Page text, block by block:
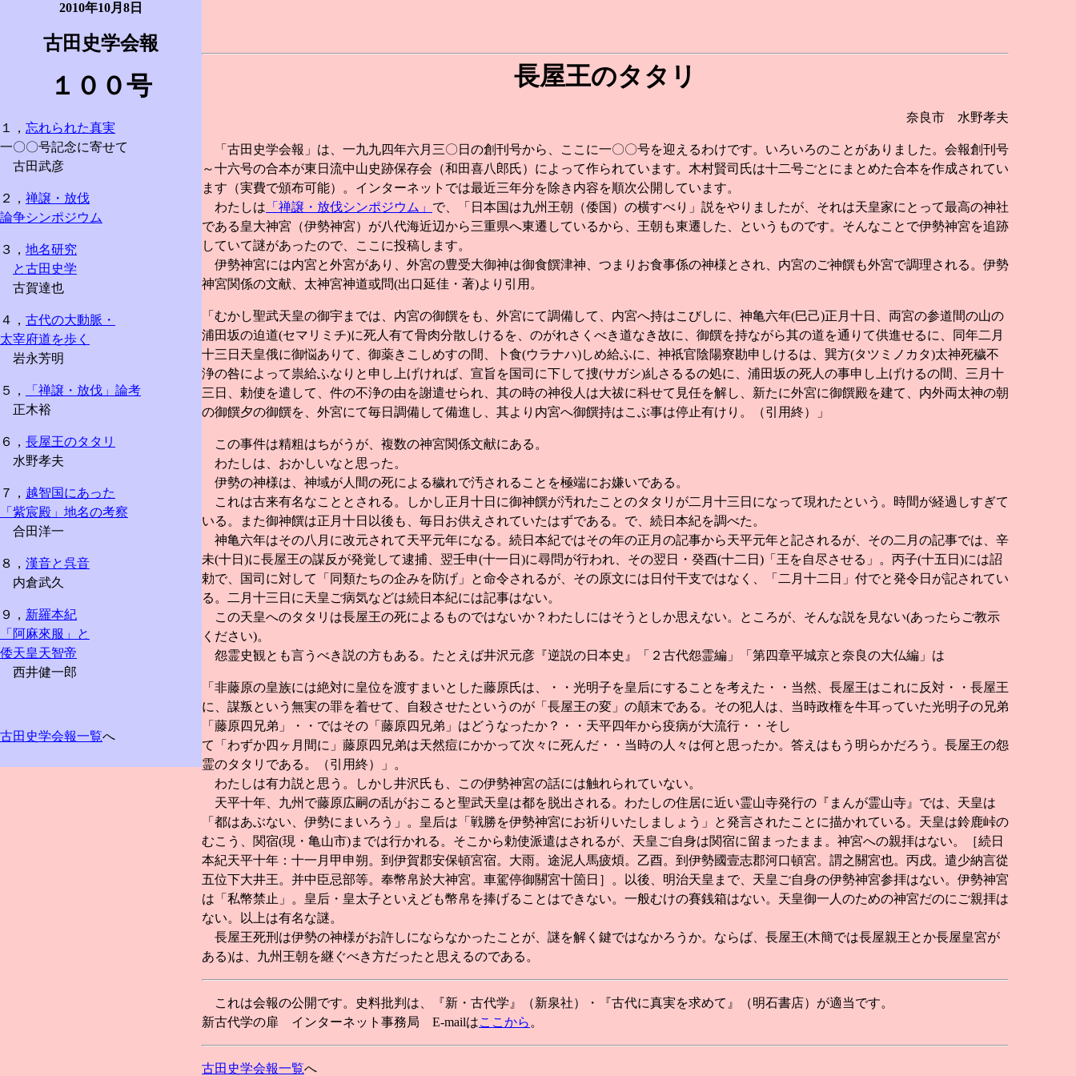
2010年10月8日
古田史学会報
１００号
１， 忘れられた真実
一〇〇号記念に寄せて
古田武彦
２， 禅譲・放伐
論争シンポジウム
３， 地名研究
と古田史学
古賀達也
４， 古代の大動脈・
太宰府道を歩く
岩永芳明
５，
「禅譲・放伐」論考
正木裕
６， 長屋王のタタリ
水野孝夫
７， 越智国にあった
「紫宸殿」地名の考察
合田洋一
８， 漢音と呉音
内倉武久
９， 新羅本紀
「阿麻來服」と
倭天皇天智帝
西井健一郎
古田史学会報一覧へ
長屋王のタタリ
奈良市 水野孝夫
「古田史学会報」は、一九九四年六月三〇日の創刊号から、ここに一〇〇号を迎えるわけです。いろいろのことがありました。会報創刊号
～十六号の合本が東日流中山史跡保存会（和田喜八郎氏）によって作られています。木村賢司氏は十二号ごとにまとめた合本を作成されてい
ます（実費で頒布可能）。インターネットでは最近三年分を除き内容を順次公開しています。
わたしは 「禅譲・放伐シンポジウム」 で、「日本国は九州王朝（倭国）の横すべり」説をやりましたが、それは天皇家にとって最高の神社
である皇大神宮（伊勢神宮）が八代海近辺から三重県へ東遷しているから、王朝も東遷した、というものです。そんなことで伊勢神宮を追跡
していて謎があったので、ここに投稿します。
伊勢神宮には内宮と外宮があり、外宮の豊受大御神は御食饌津神、つまりお食事係の神様とされ、内宮のご神饌も外宮で調理される。伊勢
神宮関係の文献、太神宮神道或問(出口延佳・著)より引用。
「むかし聖武天皇の御宇までは、内宮の御饌をも、外宮にて調備して、内宮へ持はこびしに、神亀六年(巳己)正月十日、両宮の参道間の山の
浦田坂の迫道(セマリミチ)に死人有て骨肉分散しけるを、のがれさくべき道なき故に、御饌を持ながら其の道を通りて供進せるに、同年二月
十三日天皇俄に御悩ありて、御薬きこしめすの間、卜食(ウラナハ)しめ給ふに、神祇官陰陽寮勘申しけるは、巽方(タツミノカタ)太神死穢不
浄の咎によって祟給ふなりと申し上げければ、宣旨を国司に下して捜(サガシ)糺さるるの処に、浦田坂の死人の事申し上げけるの間、三月十
三日、勅使を遣して、件の不浄の由を謝遣せられ、其の時の神役人は大祓に科せて見任を解し、新たに外宮に御饌殿を建て、内外両太神の朝
の御饌夕の御饌を、外宮にて毎日調備して備進し、其より内宮へ御饌持はこぶ事は停止有けり。（引用終）」
この事件は精粗はちがうが、複数の神宮関係文献にある。
わたしは、おかしいなと思った。
伊勢の神様は、神域が人間の死による穢れで汚されることを極端にお嫌いである。
これは古来有名なこととされる。しかし正月十日に御神饌が汚れたことのタタリが二月十三日になって現れたという。時間が経過しすぎて
いる。また御神饌は正月十日以後も、毎日お供えされていたはずである。で、続日本紀を調べた。
神亀六年はその八月に改元されて天平元年になる。続日本紀ではその年の正月の記事から天平元年と記されるが、その二月の記事では、辛
未(十日)に長屋王の謀反が発覚して逮捕、翌壬申(十一日)に尋問が行われ、その翌日・癸酉(十二日)「王を自尽させる」。丙子(十五日)には詔
勅で、国司に対して「同類たちの企みを防げ」と命令されるが、その原文には日付干支ではなく、「二月十二日」付でと発令日が記されてい
る。二月十三日に天皇ご病気などは続日本紀には記事はない。
この天皇へのタタリは長屋王の死によるものではないか？わたしにはそうとしか思えない。ところが、そんな説を見ない(あったらご教示
ください)。
怨霊史観とも言うべき説の方もある。たとえば井沢元彦『逆説の日本史』「２古代怨霊編」「第四章平城京と奈良の大仏編」は
「非藤原の皇族には絶対に皇位を渡すまいとした藤原氏は、・・光明子を皇后にすることを考えた・・当然、長屋王はこれに反対・・長屋王
に、謀叛という無実の罪を着せて、自殺させたというのが「長屋王の変」の顛末である。その犯人は、当時政権を牛耳っていた光明子の兄弟
「藤原四兄弟」・・ではその「藤原四兄弟」はどうなったか？・・天平四年から疫病が大流行・・そし
て「わずか四ヶ月間に」藤原四兄弟は天然痘にかかって次々に死んだ・・当時の人々は何と思ったか。答えはもう明らかだろう。長屋王の怨
霊のタタリである。（引用終）」。
わたしは有力説と思う。しかし井沢氏も、この伊勢神宮の話には触れられていない。
天平十年、九州で藤原広嗣の乱がおこると聖武天皇は都を脱出される。わたしの住居に近い霊山寺発行の『まんが霊山寺』では、天皇は
「都はあぶない、伊勢にまいろう」。皇后は「戦勝を伊勢神宮にお祈りいたしましょう」と発言されたことに描かれている。天皇は鈴鹿峠の
むこう、関宿(現・亀山市)までは行かれる。そこから勅使派遣はされるが、天皇ご自身は関宿に留まったまま。神宮への親拝はない。［続日
本紀天平十年：十一月甲申朔。到伊賀郡安保頓宮宿。大雨。途泥人馬疲煩。乙酉。到伊勢國壹志郡河口頓宮。謂之關宮也。丙戌。遣少納言從
五位下大井王。并中臣忌部等。奉幣帛於大神宮。車駕停御關宮十箇日］。以後、明治天皇まで、天皇ご自身の伊勢神宮参拝はない。伊勢神宮
は「私幣禁止」。皇后・皇太子といえども幣帛を捧げることはできない。一般むけの賽銭箱はない。天皇御一人のための神宮だのにご親拝は
ない。以上は有名な謎。
長屋王死刑は伊勢の神様がお許しにならなかったことが、謎を解く鍵ではなかろうか。ならば、長屋王(木簡では長屋親王とか長屋皇宮が
ある)は、九州王朝を継ぐべき方だったと思えるのである。
これは会報の公開です。史料批判は、『新・古代学』（新泉社）・『古代に真実を求めて』（明石書店）が適当です。
新古代学の扉 インターネット事務局 E-mailはここから。
古田史学会報一覧へ